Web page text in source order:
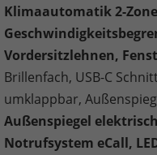
Klimaautomatik 2-
Vordersitzlehnen,
Brillenfach, USB-C
umklappbar,
Außenspiegel
Notrufsystem eCall,